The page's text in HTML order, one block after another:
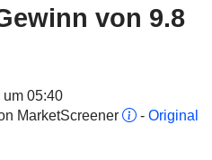
von 9.8
um 05:40
MarketScreener
- Original